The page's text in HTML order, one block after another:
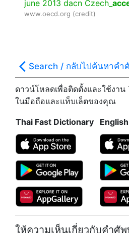
june 2013 dacn Czech_
www.oecd.org (credit)
Search / กลับไปค้นหาคำ
ดาวน์โหลดเพื่อติดตั้งและใช้งา
ในมือถือและแท็บเล็ตของคุณ
Thai Fast Dictionary
ให้ความเห็นเกี่ยวกับคำศั